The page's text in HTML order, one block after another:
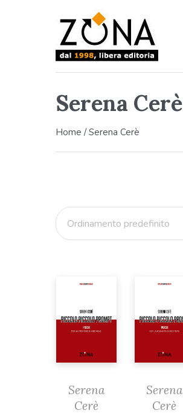
Serena Cerè
Home / Serena Cerè
Serena
Cerè
Serena
Cerè